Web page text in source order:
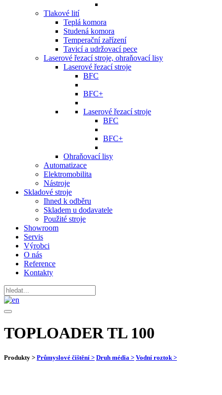
Tlakové lití
Teplá komora
Studená komora
Temperační zařízení
Tavicí a udržovací pece
Laserové řezací stroje, ohraňovací lisy
Laserové řezací stroje
BFC
BFC+
Laserové řezací stroje
BFC
BFC+
Ohraňovací lisy
Automatizace
Elektromobilita
Nástroje
Skladové stroje
Ihned k odběru
Skladem u dodavatele
Použité stroje
Showroom
Servis
Výrobci
O nás
Reference
Kontakty
TOPLOADER TL 100
Produkty > Průmyslové čištění > Druh média > Vodní roztok >